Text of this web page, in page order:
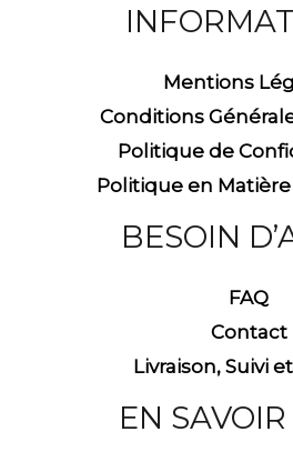
Mentions
Conditions
Politique de
Politique en
BESOIN
FAQ
Contact
Livraison, Suivi
EN